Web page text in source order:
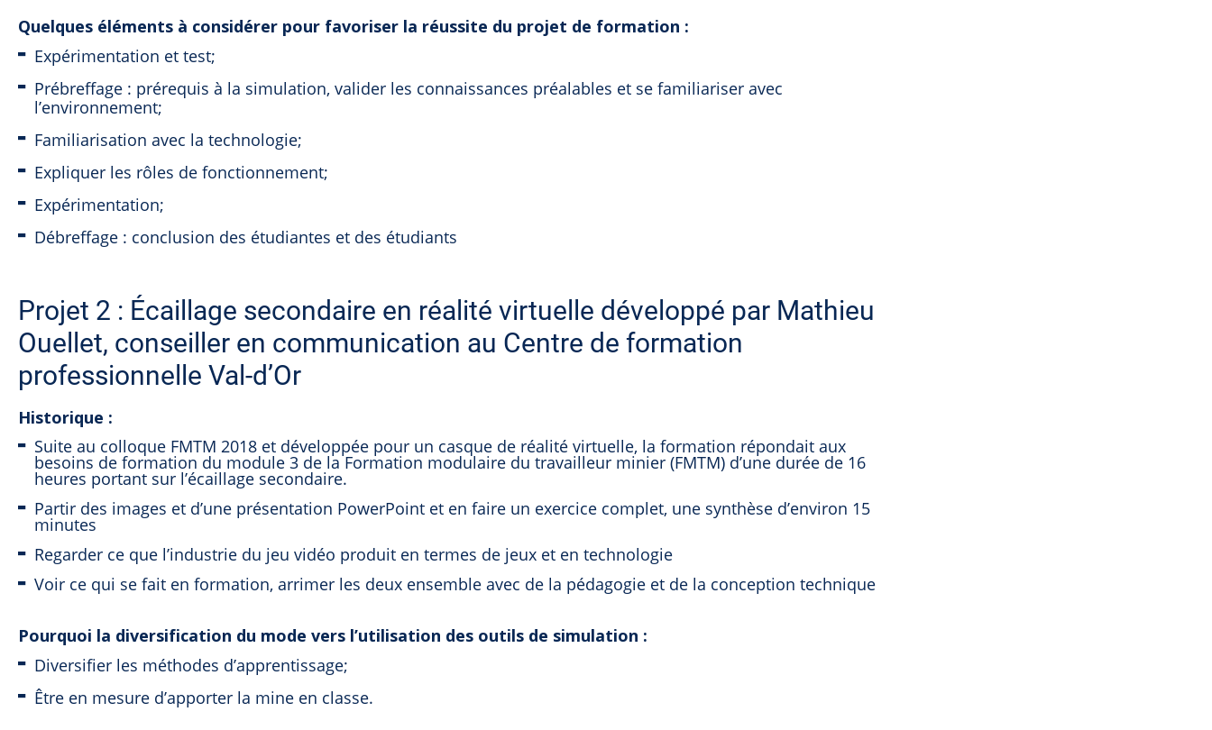
Quelques éléments à considérer pour favoriser la réussite du projet de formation :
Expérimentation et test;
Prébreffage : prérequis à la simulation, valider les connaissances préalables et se familiariser avec
l’environnement;
Familiarisation avec la technologie;
Expliquer les rôles de fonctionnement;
Expérimentation;
Débreffage : conclusion des étudiantes et des étudiants
Projet 2 : Écaillage secondaire en réalité virtuelle développé par Mathieu
Ouellet, conseiller en communication au Centre de formation
professionnelle Val-d’Or
Historique :
Suite au colloque FMTM 2018 et développée pour un casque de réalité virtuelle, la formation répondait aux
besoins de formation du module 3 de la Formation modulaire du travailleur minier (FMTM) d’une durée de 16
heures portant sur l’écaillage secondaire.
Partir des images et d’une présentation PowerPoint et en faire un exercice complet, une synthèse d’environ 15
minutes
Regarder ce que l’industrie du jeu vidéo produit en termes de jeux et en technologie
Voir ce qui se fait en formation, arrimer les deux ensemble avec de la pédagogie et de la conception technique
Pourquoi la diversification du mode vers l’utilisation des outils de simulation :
Diversifier les méthodes d’apprentissage;
Être en mesure d’apporter la mine en classe.